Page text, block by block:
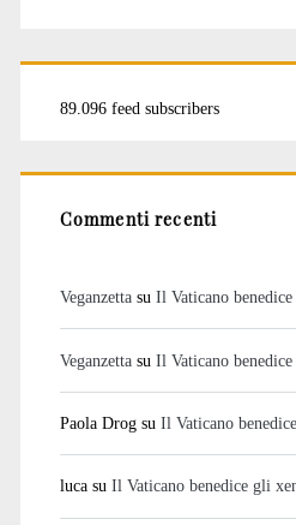
89.096 feed subscribers
Commenti recenti
Veganzettasu Il Vaticano
Veganzettasu Il Vaticano
Paola Drogsu Il Vaticano
lucasu Il Vaticano benedice gli